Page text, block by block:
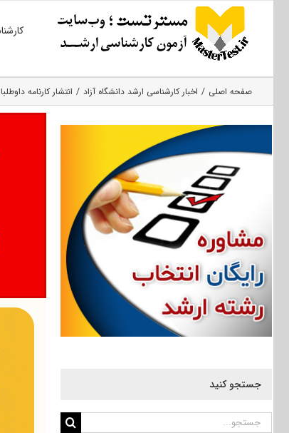
صفحه اصلی اخبار کارشناسی ارشد دانشگاه آزاد انتشار کارنامه داوطلبان
جستجو کنید
جستجو